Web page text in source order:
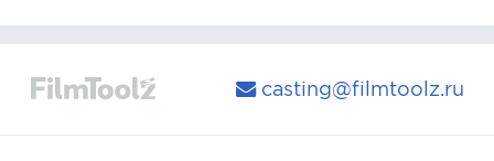
casting@filmtoolz.ru